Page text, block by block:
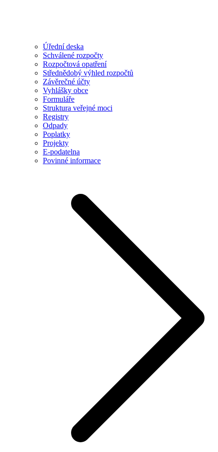
Úřední deska
Schválené rozpočty
Rozpočtová opatření
Střednědobý výhled rozpočtů
Závěrečné účty
Vyhlášky obce
Formuláře
Struktura veřejné moci
Registry
Odpady
Poplatky
Projekty
E-podatelna
Povinné informace